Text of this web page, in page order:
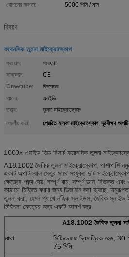
যোগানের ক্ষমতা:
5000 পিসি / মাস
বিবরণ
ফরেনসিক তুলনা মাইক্রোস্কোপ
প্রয়োগ:
গবেষণা
সাক্ষ্যদান:
CE
Drawtube:
দ্বিনেত্র
আলো:
এলইডি
তত্ত্ব:
তুলনা মাইক্রোস্কোপ
লক্ষণীয় করা:
প্রেরিত হালকা মাইক্রোস্কোপ,দূরবীক্ষণ
1000x ওয়াইড ফিল্ড রিসার্চ ফরেনসিক তুলনা
A18.1002 জৈবিক তুলনা মাইক্রোস্কোপ, পাশাপাশি
একটি অপটিক্যাল সেতুর সাথে সংযুক্ত দুটি মাইক্রোস্কোপ
ক্ষেত্রের পছন্দ দেয়: সম্পূর্ণ বাম, সম্পূর্ণ ডান, বিভক্ত এবং
কাঠামো চিহ্নিত করার জন্য ডিজাইন করা হয়েছে,
তুলনা করা, যেমন প্যাথোলজিক স্লাইডস, জৈবিক স্লাইড
চিকিৎসা ক্ষেত্রের জন্য একটি আদর্শ যন্ত্র
A18.1002 জৈবিক তুলনা
মাথা
সিটিনডফফ দ্বিমাত্রিক হেড, 30
75 মিমি